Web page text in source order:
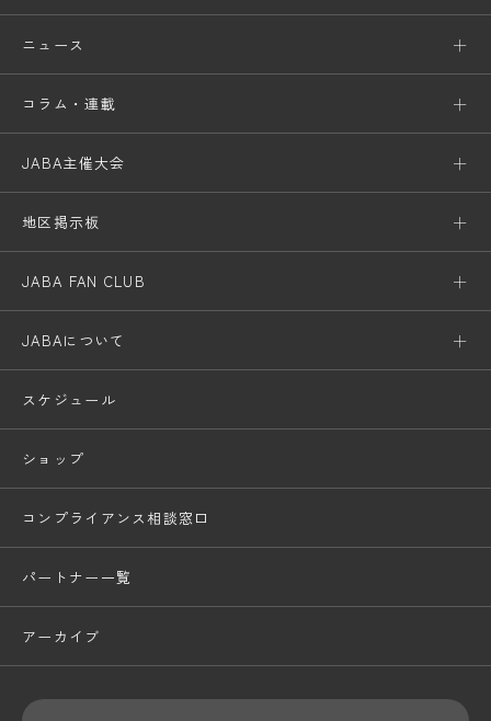
ニュース
コラム・連載
JABA主催大会
地区掲示板
JABA FAN CLUB
JABAについて
スケジュール
ショップ
コンプライアンス相談窓口
パートナー一覧
アーカイブ